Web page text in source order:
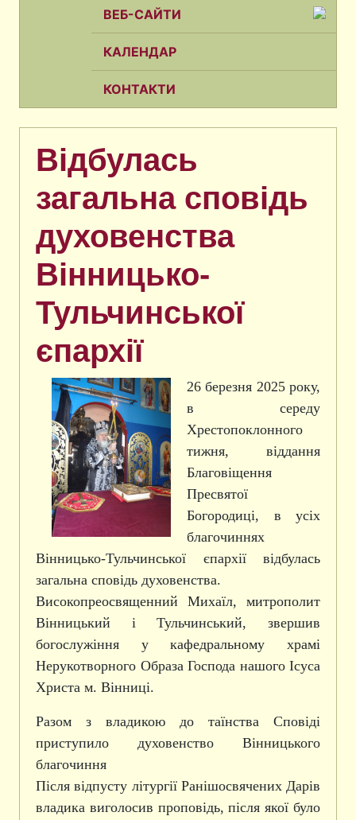
ВЕБ-САЙТИ
КАЛЕНДАР
КОНТАКТИ
Відбулась
загальна сповідь
духовенства
Вінницько-
Тульчинської
єпархії
26 березня 2025 року,
в середу
Хрестопоклонного
тижня, віддання
Благовіщення
Пресвятої
Богородиці, в усіх
благочиннях
Вінницько-Тульчинської єпархії відбулась
загальна сповідь духовенства.
Високопреосвященний Михаїл, митрополит
Вінницький і Тульчинський, звершив
богослужіння у кафедральному храмі
Нерукотворного Образа Господа нашого Ісуса
Христа м. Вінниці.
Разом з владикою до таїнства Сповіді
приступило духовенство Вінницького
благочиння
Після відпусту літургії Ранішосвячених Дарів
владика виголосив проповідь, після якої було